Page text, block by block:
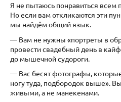
Я не пытаюсь понравиться всем
Но если вам откликаются эти
мы найдём общий язык.
— Вам не нужны «портреты в
провести свадебный день в
до мышечной судороги.
— Вас бесят фотографы,
ногу туда, подбородок выше».
живыми, а не манекенами.